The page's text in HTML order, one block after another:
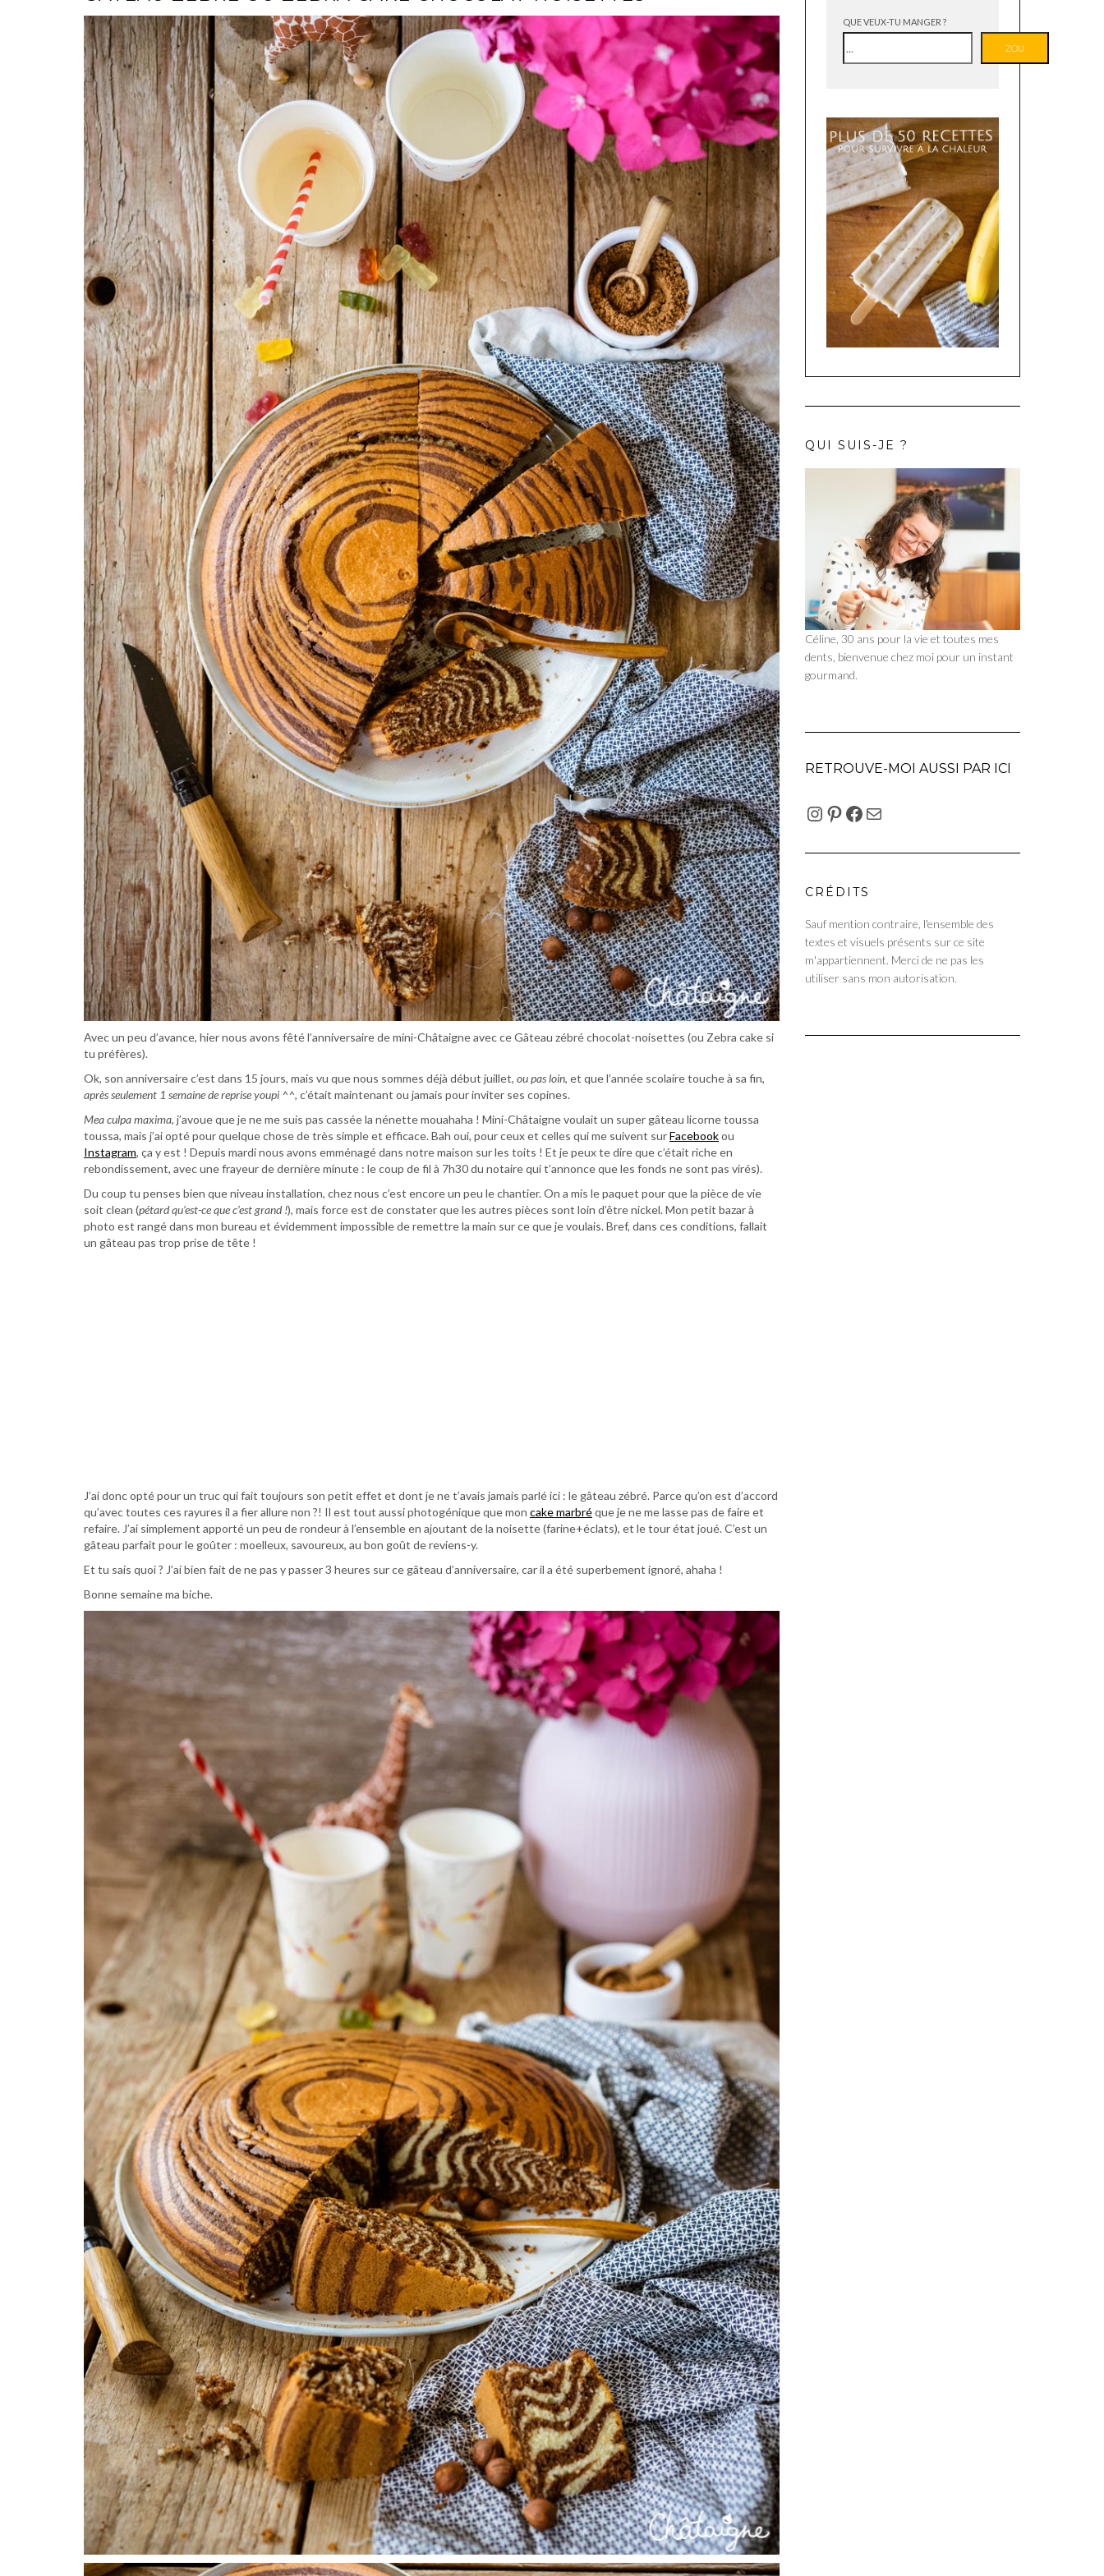
Avec un peu d’avance, hier nous avons fêté l’anniversaire de mini-Châtaigne avec ce Gâteau zébré chocolat-noisettes (ou Zebra cake si
tu préfères).
Ok, son anniversaire c’est dans 15 jours, mais vu que nous sommes déjà début juillet, ou pas loin, et que l’année scolaire touche à sa fin,
après seulement 1 semaine de reprise youpi ^^, c’était maintenant ou jamais pour inviter ses copines.
Mea culpa maxima, j’avoue que je ne me suis pas cassée la nénette mouahaha ! Mini-Châtaigne voulait un super gâteau licorne toussa
toussa, mais j’ai opté pour quelque chose de très simple et efficace. Bah oui, pour ceux et celles qui me suivent surFacebookou
Instagram, ça y est ! Depuis mardi nous avons emménagé dans notre maison sur les toits ! Et je peux te dire que c’était riche en
rebondissement, avec une frayeur de dernière minute : le coup de fil à 7h30 du notaire qui t’annonce que les fonds ne sont pas virés).
Du coup tu penses bien que niveau installation, chez nous c’est encore un peu le chantier. On a mis le paquet pour que la pièce de vie
soit clean (pétard qu’est-ce que c’est grand !), mais force est de constater que les autres pièces sont loin d’être nickel. Mon petit bazar à
photo est rangé dans mon bureau et évidemment impossible de remettre la main sur ce que je voulais. Bref, dans ces conditions, fallait
un gâteau pas trop prise de tête !
J’ai donc opté pour un truc qui fait toujours son petit effet et dont je ne t’avais jamais parlé ici : le gâteau zébré. Parce qu’on est d’accord
qu’avec toutes ces rayures il a fier allure non ?! Il est tout aussi photogénique que mon cake marbréque je ne me lasse pas de faire et
refaire. J’ai simplement apporté un peu de rondeur à l’ensemble en ajoutant de la noisette (farine+éclats), et le tour état joué. C’est un
gâteau parfait pour le goûter : moelleux, savoureux, au bon goût de reviens-y.
Et tu sais quoi ? J’ai bien fait de ne pas y passer 3 heures sur ce gâteau d’anniversaire, car il a été superbement ignoré, ahaha !
Bonne semaine ma biche.
QUE VEUX-TU MANGER ?
ZOU
QUI SUIS-JE ?
Céline, 30 ans pour la vie et toutes mes
dents, bienvenue chez moi pour un instant
gourmand.
RETROUVE-MOI AUSSI PAR ICI
INSTAGRAM
PINTEREST
FACEBOOK
E-MAIL
CRÉDITS
Sauf mention contraire, l'ensemble des
textes et visuels présents sur ce site
m'appartiennent. Merci de ne pas les
utiliser sans mon autorisation.